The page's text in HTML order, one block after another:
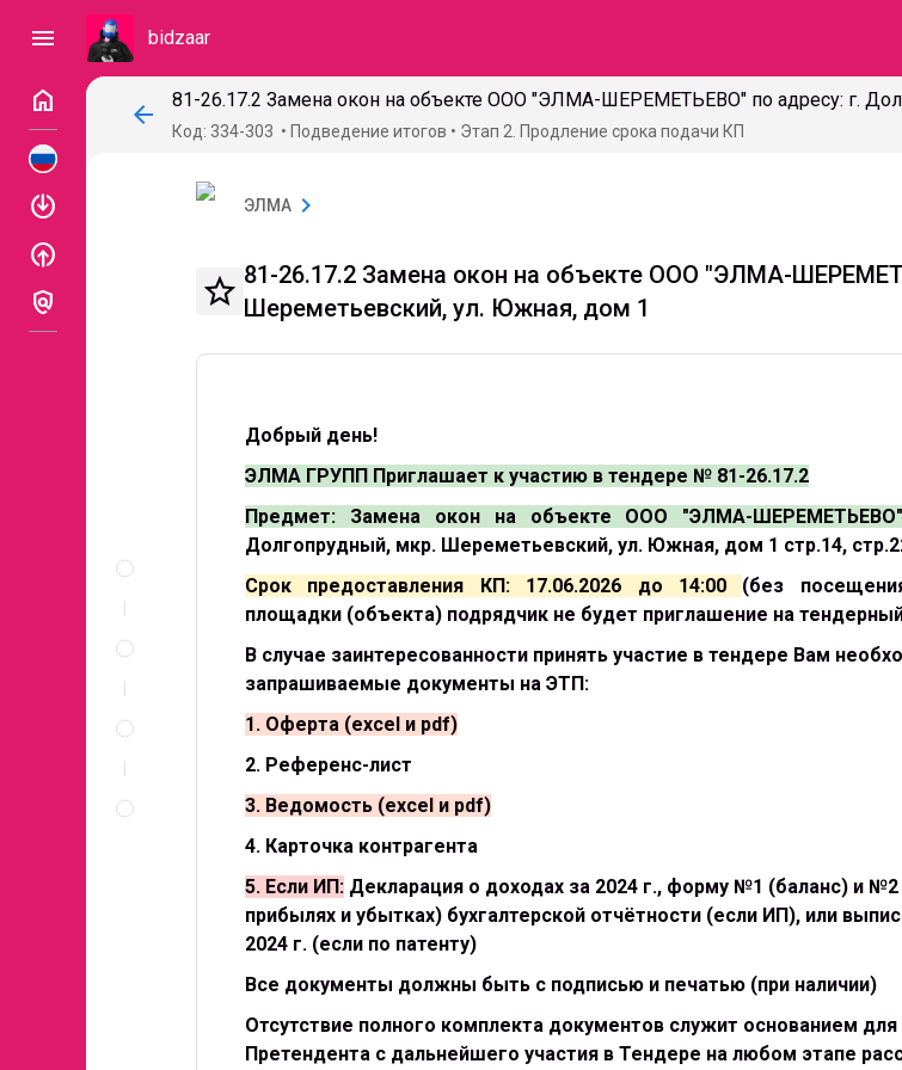
menu bidzaar
home
enable
enable
policy
arrow_back
Код: 334-303 Подведение итогов Этап 2. Продление срока подачи КП
Спецификация
ЭЛМА chevron_right
star_border 81-26.17.2 Замена окон на объекте ООО "ЭЛМА-
Шереметьевский, ул. Южная, дом 1
Добрый день!
ЭЛМА ГРУПП Приглашает к участию в тендере № 81-26.17.2
Предмет: Замена окон на объекте ООО "ЭЛМА-ШЕРЕМЕТЬЕВО"
Долгопрудный, мкр. Шереметьевский, ул. Южная, дом 1 стр.14,
Срок предоставления КП: 17.06.2026 до 14:00 (без
площадки (объекта) подрядчик не будет приглашение на
В случае заинтересованности принять участие в тендере Вам
запрашиваемые документы на ЭТП:
1. Оферта (excel и pdf)
2. Референс-лист
3. Ведомость (excel и pdf)
4. Карточка контрагента
5. Если ИП: Декларация о доходах за 2024 г., форму №1 (баланс) и №2
прибылях и убытках) бухгалтерской отчётности (если ИП), или
2024 г. (если по патенту)
Все документы должны быть с подписью и печатью (при наличии)
Отсутствие полного комплекта документов служит основанием для
Претендента с дальнейшего участия в Тендере на любом этапе